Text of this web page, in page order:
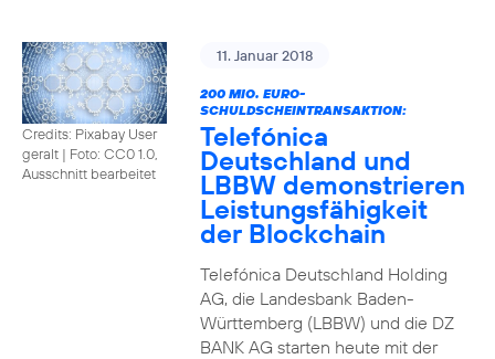
Credits: Pixabay User
geralt | Foto: CC0 1.0,
Ausschnitt bearbeitet
11. Januar 2018
200 MIO. EURO-
SCHULDSCHEINTRANSAKTION:
Telefónica
Deutschland und
LBBW demonstrieren
Leistungsfähigkeit
der Blockchain
Telefónica Deutschland Holding
AG, die Landesbank Baden-
Württemberg (LBBW) und die DZ
BANK AG starten heute mit der